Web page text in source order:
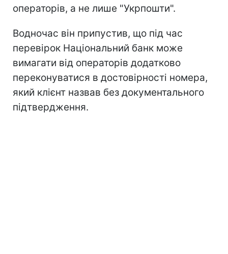
операторів, а не лише "Укрпошти".
Водночас він припустив, що під час
перевірок Національний банк може
вимагати від операторів додатково
переконуватися в достовірності номера,
який клієнт назвав без документального
підтвердження.